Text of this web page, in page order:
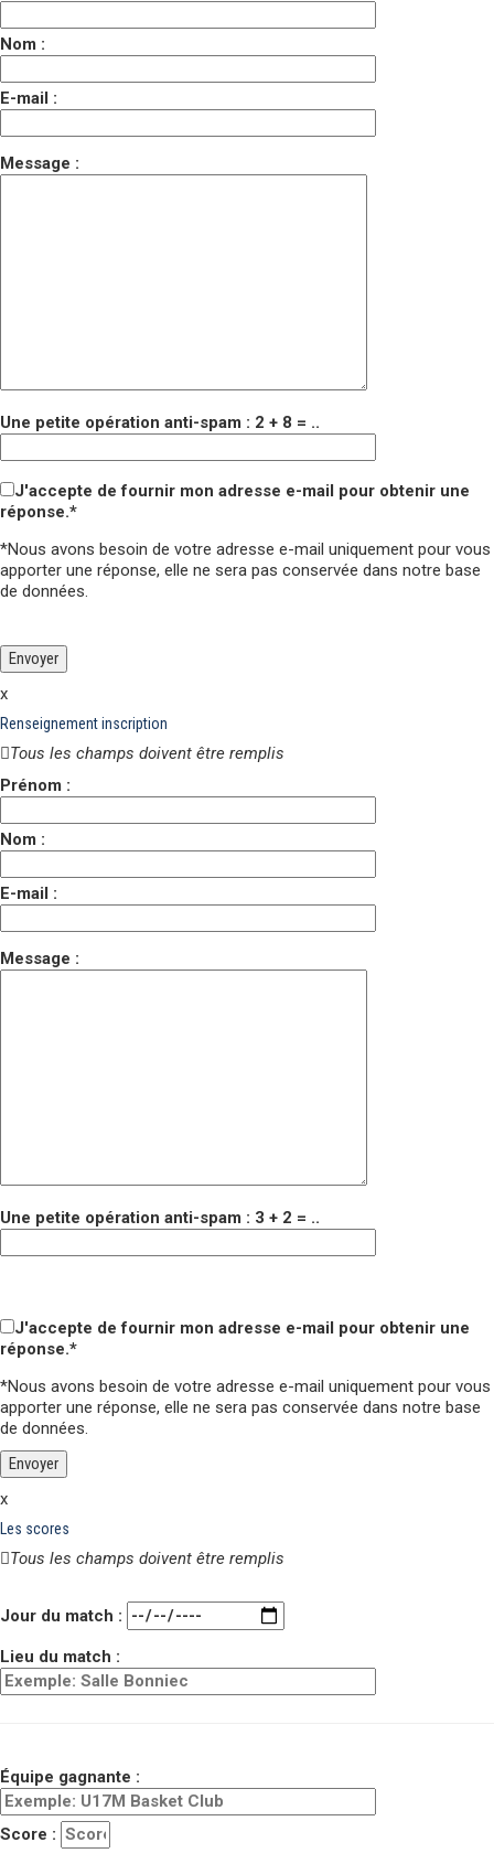
Nom :
E-mail :
Message :
Une petite opération anti-spam : 2 + 8 = ..
J'accepte de fournir mon adresse e-mail pour obtenir une
réponse.*
*Nous avons besoin de votre adresse e-mail uniquement pour vous
apporter une réponse, elle ne sera pas conservée dans notre base
de données.
Veuillez laisser ce champ vide.
x
Renseignement inscription
Tous les champs doivent être remplis
Prénom :
Nom :
E-mail :
Message :
Une petite opération anti-spam : 3 + 2 = ..
J'accepte de fournir mon adresse e-mail pour obtenir une
réponse.*
*Nous avons besoin de votre adresse e-mail uniquement pour vous
apporter une réponse, elle ne sera pas conservée dans notre base
de données.
x
Les scores
Tous les champs doivent être remplis
Jour du match :
Lieu du match :
Équipe gagnante :
Score :